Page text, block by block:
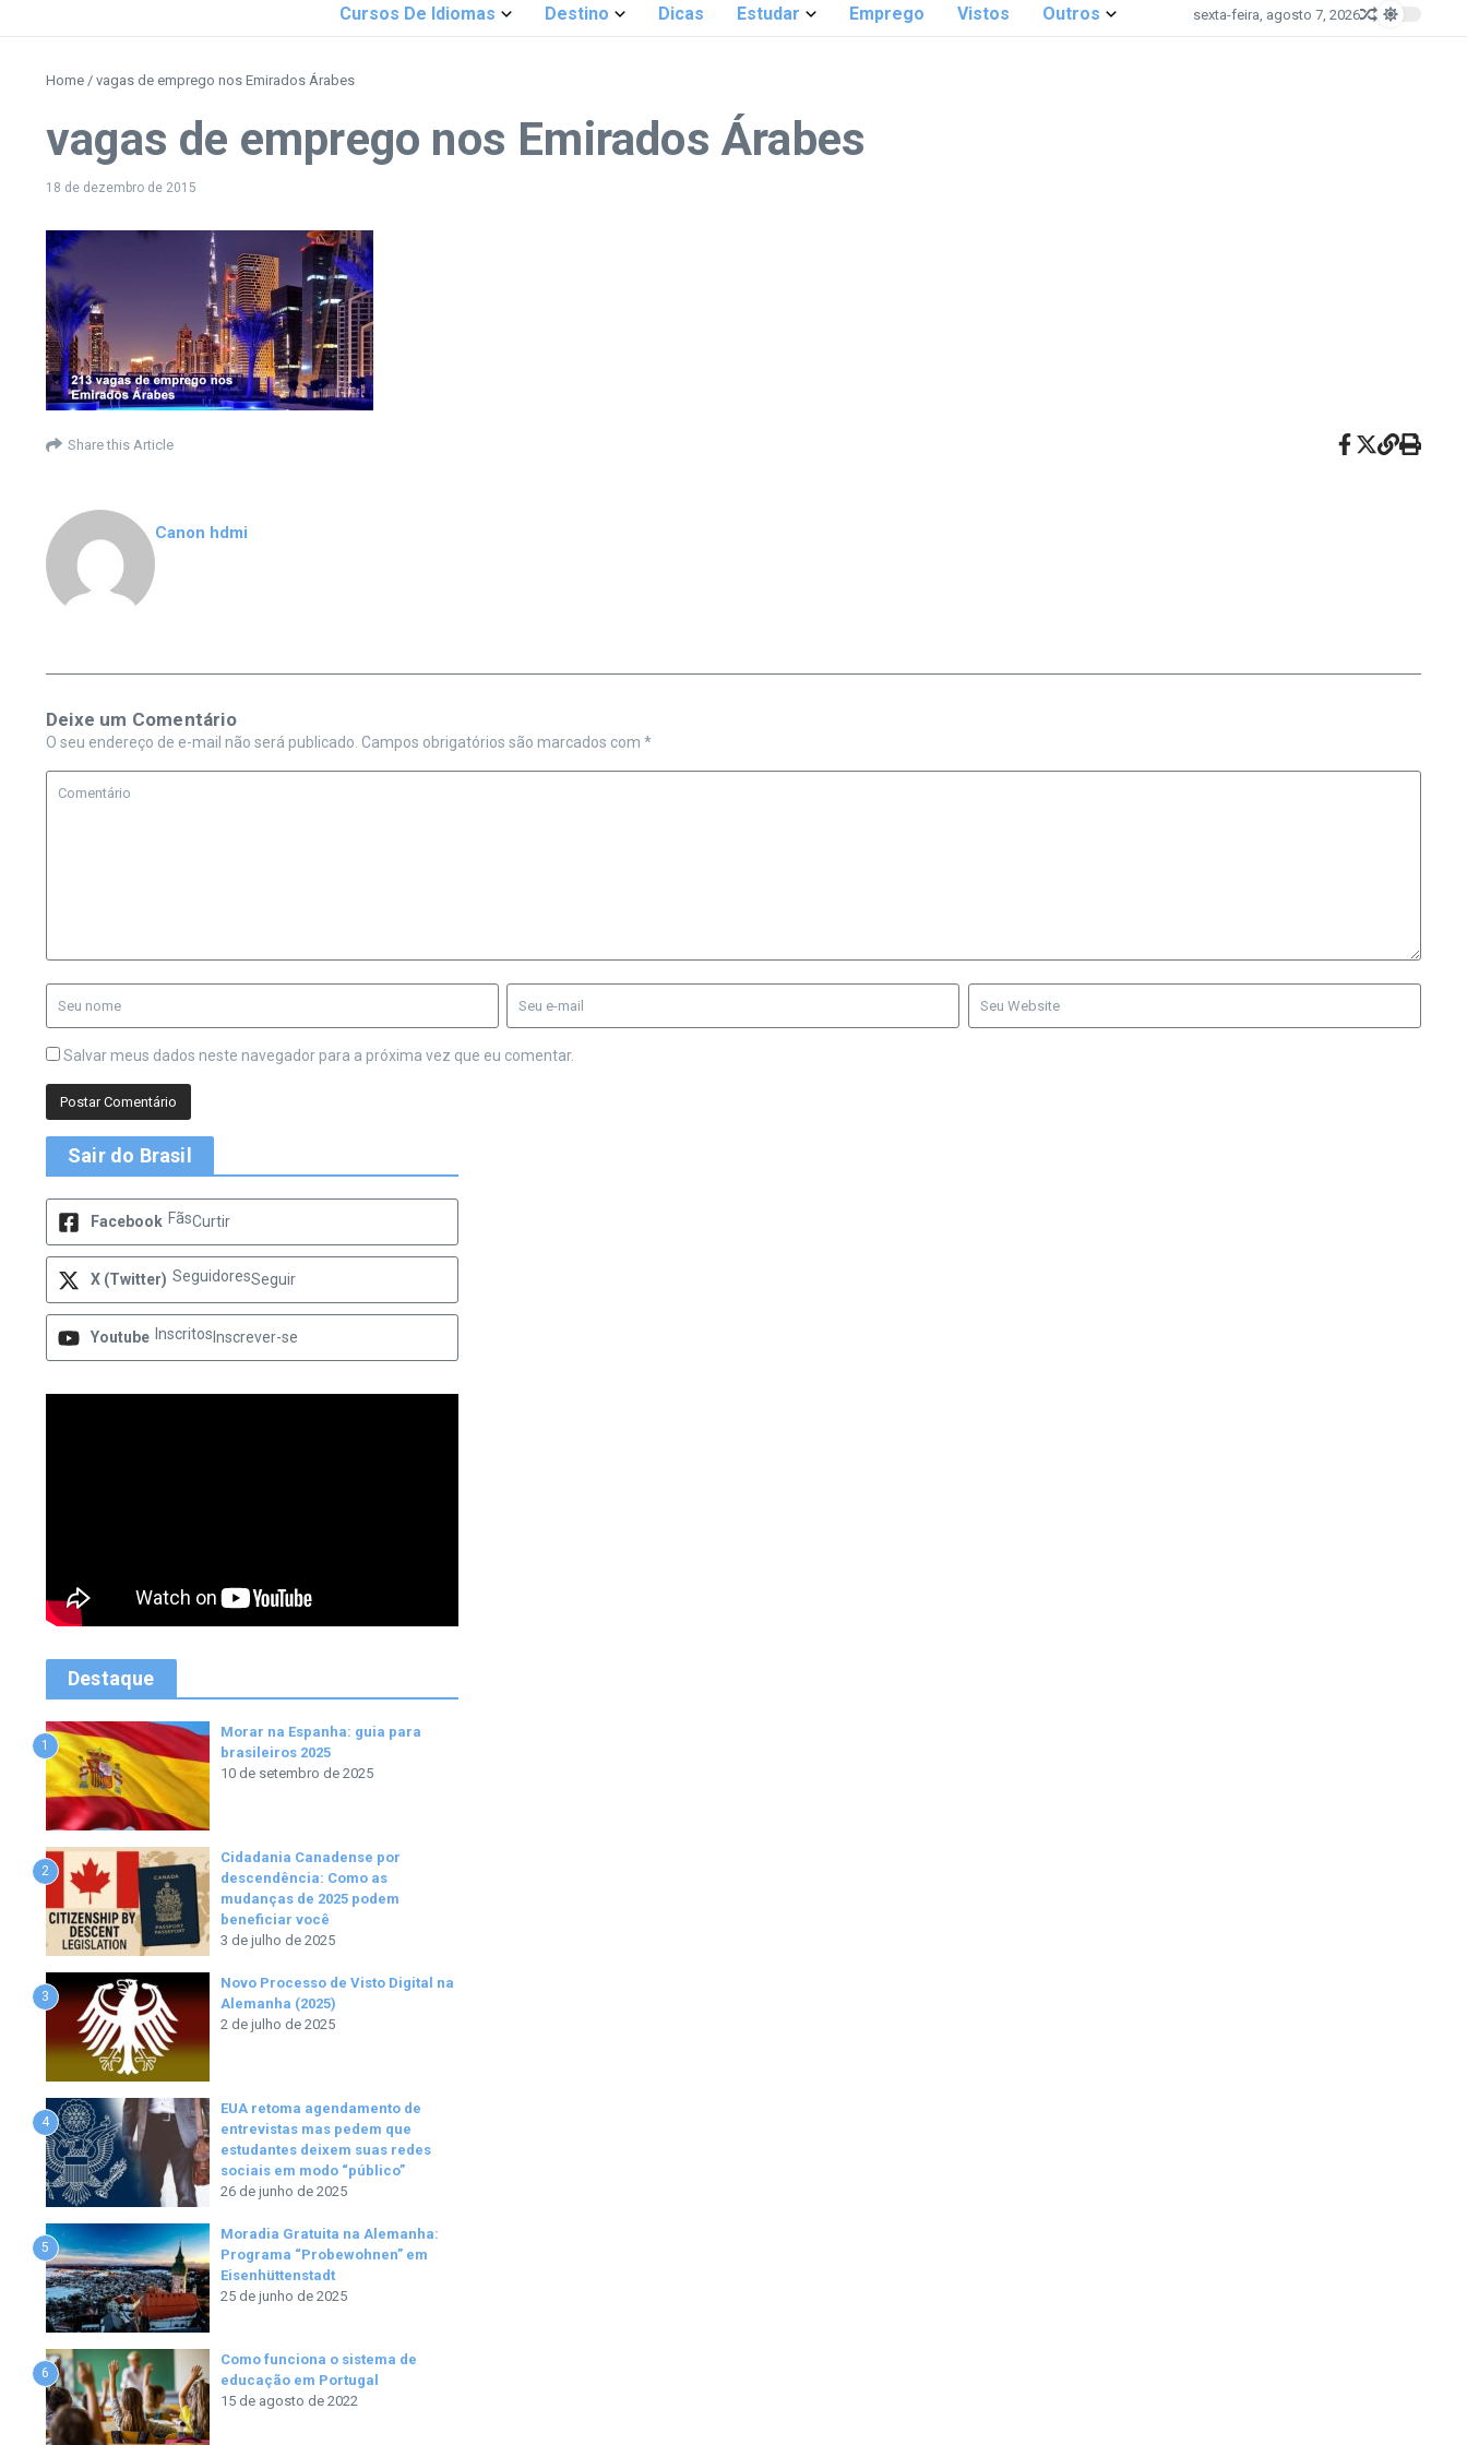
Cursos De Idiomas Destino Dicas Estudar Emprego Vistos Outros sexta-feira, agosto 7, 2026
Home / vagas de emprego nos Emirados Árabes
vagas de emprego nos Emirados Árabes
18 de dezembro de 2015
Share this Article
Canon hdmi
Deixe um Comentário
O seu endereço de e-mail não será publicado. Campos obrigatórios são marcados com *
Salvar meus dados neste navegador para a próxima vez que eu comentar.
Sair do Brasil
Facebook FãsCurtir
X (Twitter) SeguidoresSeguir
Youtube Inscritos Inscrever-se
Destaque
1
Morar na Espanha: guia para
brasileiros 2025
10 de setembro de 2025
2
Cidadania Canadense por
descendência: Como as
mudanças de 2025 podem
beneficiar você
3 de julho de 2025
3
Novo Processo de Visto Digital na
Alemanha (2025)
2 de julho de 2025
4
EUA retoma agendamento de
entrevistas mas pedem que
estudantes deixem suas redes
sociais em modo “público”
26 de junho de 2025
5
Moradia Gratuita na Alemanha:
Programa “Probewohnen” em
Eisenhüttenstadt
25 de junho de 2025
6
Como funciona o sistema de
educação em Portugal
15 de agosto de 2022